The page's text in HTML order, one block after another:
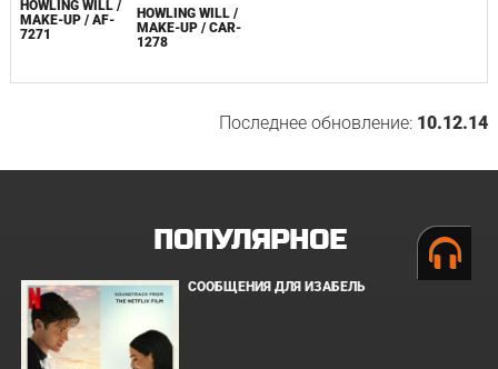
HOWLING WILL /
MAKE-UP / AF-
7271
HOWLING WILL /
MAKE-UP / CAR-
1278
Последнее обновление: 10.12.14
ПОПУЛЯРНОЕ
СООБЩЕНИЯ ДЛЯ ИЗАБЕЛЬ